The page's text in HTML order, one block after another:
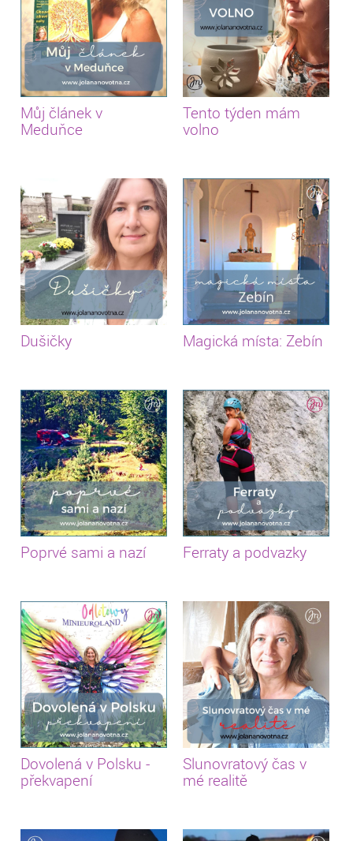
Můj článek v
Meduňce
Tento týden mám
volno
Dušičky Magická místa: Zebín
Poprvé sami a nazí Ferraty a podvazky
Dovolená v Polsku -
překvapení
Slunovratový čas v
mé realitě